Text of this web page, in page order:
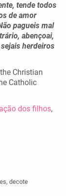
tende todos
de amor
pagueis mal
abençoai,
herdeiros
Christian
Catholic
dos filhos,
decote